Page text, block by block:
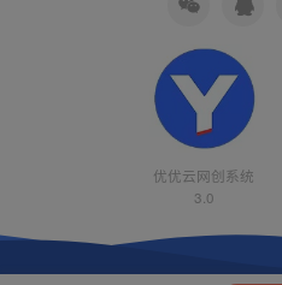
优优云网创系统
3.0